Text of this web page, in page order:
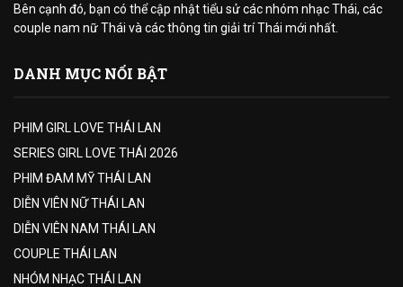
Bên cạnh đó, bạn có thể cập nhật tiểu sử các nhóm nhạc Thái, các
couple nam nữ Thái và các thông tin giải trí Thái mới nhất.
DANH MỤC NỔI BẬT
PHIM GIRL LOVE THÁI LAN
SERIES GIRL LOVE THÁI 2026
PHIM ĐAM MỸ THÁI LAN
DIỄN VIÊN NỮ THÁI LAN
DIỄN VIÊN NAM THÁI LAN
COUPLE THÁI LAN
NHÓM NHẠC THÁI LAN